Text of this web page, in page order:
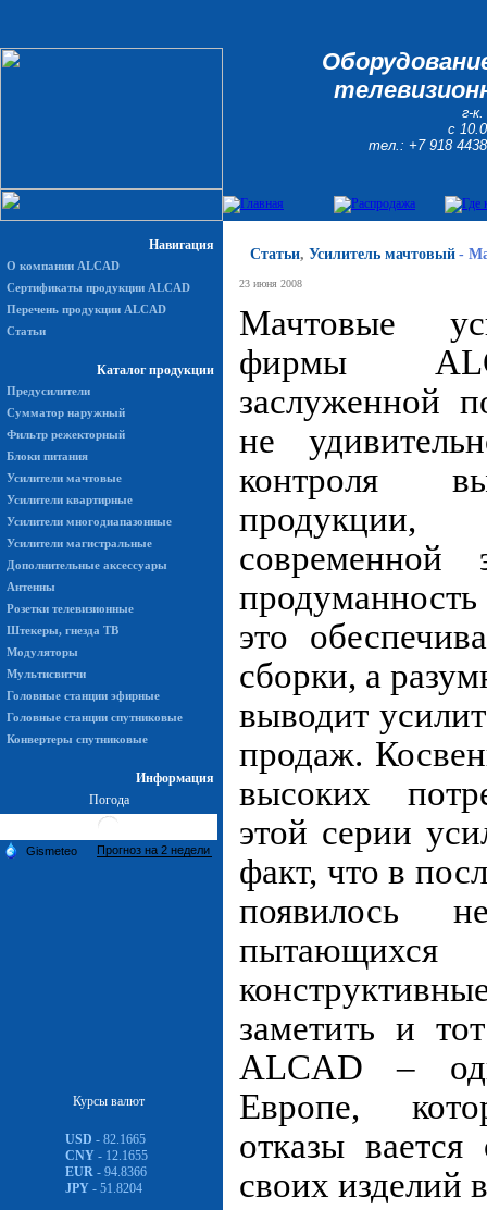
г-
с
тел.: +7 918
Навигация
О компании ALCAD
Сертификаты продукции ALCAD
Перечень продукции ALCAD
Статьи
Каталог продукции
Предусилители
Сумматор наружный
Фильтр режекторный
Блоки питания
Усилители мачтовые
Усилители квартирные
Усилители многодиапазонные
Усилители магистральные
Дополнительные аксессуары
Антенны
Розетки телевизионные
Штекеры, гнезда ТВ
Модуляторы
Мультисвитчи
Головные станции эфирные
Головные станции спутниковые
Конвертеры спутниковые
Информация
Погода
Курсы валют
USD - 82.1665
CNY - 12.1655
EUR - 94.8366
JPY - 51.8204
Статьи, Усилитель мачтовый -
23 июня 2008
Мачтовые
фирмы
заслуженной
не
контроля
современной
это
сборки, а
выводит
продаж.
высоких
этой серии
факт, что в
появилось
заметить и
ALCAD –
Европе,
отказы вается
своих изделий